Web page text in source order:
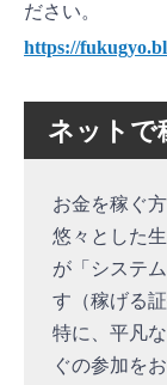
ださい。
https://
ネットで
お金を稼ぐ
悠々とした
が「システ
す（稼げる証
特に、平凡
ぐの参加を